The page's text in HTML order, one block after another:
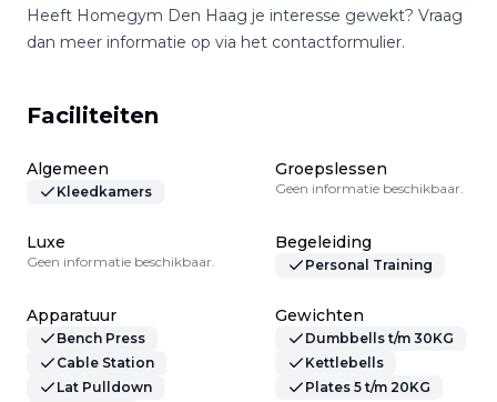
Heeft Homegym Den Haag je interesse gewekt? Vraag
dan meer informatie op via het contactformulier.
Faciliteiten
Algemeen
Kleedkamers
Groepslessen
Geen informatie beschikbaar.
Luxe
Geen informatie beschikbaar.
Begeleiding
Personal Training
Apparatuur
Bench Press
Cable Station
Lat Pulldown
Gewichten
Dumbbells t/m 30KG
Kettlebells
Plates 5 t/m 20KG